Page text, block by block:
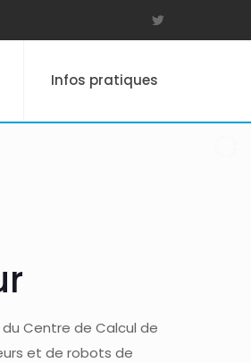
Infos pratiques
Centre de Calcul de
et de robots de